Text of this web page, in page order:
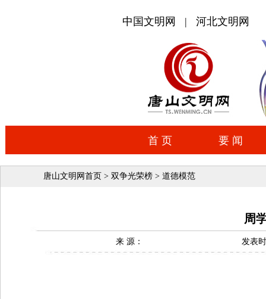
唐山文明网首页 > 双争光荣榜 > 道德模范
周
来 源： 发表